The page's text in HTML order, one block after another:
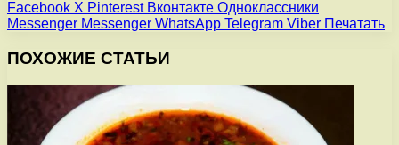
Facebook X Pinterest Вконтакте Одноклассники
Messenger Messenger WhatsApp Telegram Viber Печатать
ПОХОЖИЕ СТАТЬИ